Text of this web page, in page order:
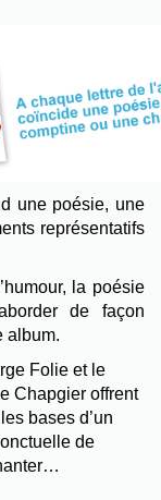
une poésie, une
représentatifs
la poésie
de façon
album.
Folie et le
Chapgier offrent
bases d’un
de